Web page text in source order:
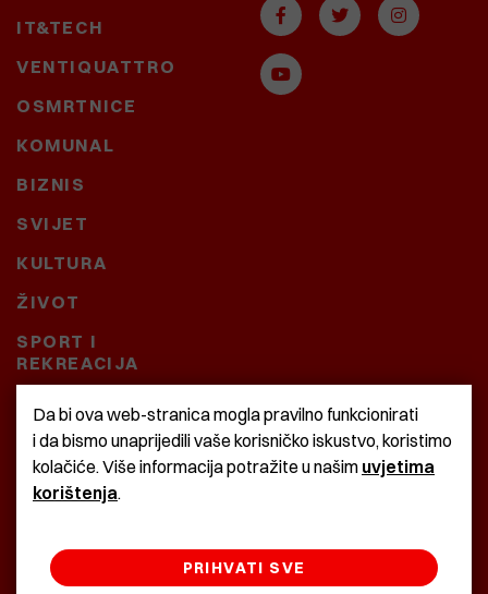
IT&TECH
VENTIQUATTRO
OSMRTNICE
KOMUNAL
BIZNIS
SVIJET
KULTURA
ŽIVOT
SPORT I
REKREACIJA
BAŠTARDINI I PRAVI
KRASNA ZEMLJA
Da bi ova web-stranica mogla pravilno funkcionirati
i da bismo unaprijedili vaše korisničko iskustvo, koristimo
kolačiće. Više informacija potražite u našim uvjetima
korištenja.
PRIHVATI SVE